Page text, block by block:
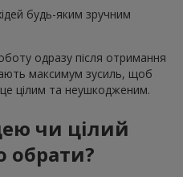
будь-яким зручним
одразу після отримання
максимум зусиль, щоб
цілим та неушкодженим.
чи цілий
обрати?